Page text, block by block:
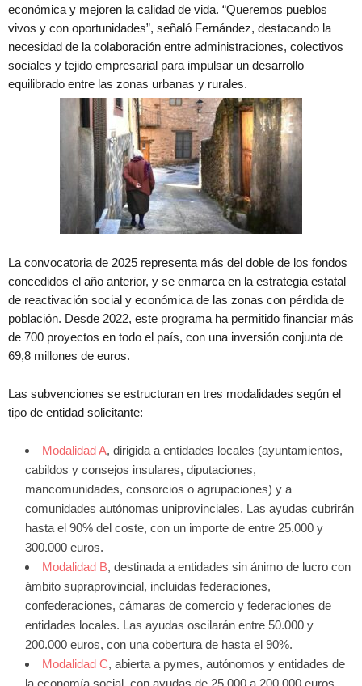
económica y mejoren la calidad de vida. “Queremos pueblos
vivos y con oportunidades”, señaló Fernández, destacando la
necesidad de la colaboración entre administraciones, colectivos
sociales y tejido empresarial para impulsar un desarrollo
equilibrado entre las zonas urbanas y rurales.
La convocatoria de 2025 representa más del doble de los fondos
concedidos el año anterior, y se enmarca en la estrategia estatal
de reactivación social y económica de las zonas con pérdida de
población. Desde 2022, este programa ha permitido financiar más
de 700 proyectos en todo el país, con una inversión conjunta de
69,8 millones de euros.
Las subvenciones se estructuran en tres modalidades según el
tipo de entidad solicitante:
Modalidad A, dirigida a entidades locales (ayuntamientos,
cabildos y consejos insulares, diputaciones,
mancomunidades, consorcios o agrupaciones) y a
comunidades autónomas uniprovinciales. Las ayudas cubrirán
hasta el 90% del coste, con un importe de entre 25.000 y
300.000 euros.
Modalidad B, destinada a entidades sin ánimo de lucro con
ámbito supraprovincial, incluidas federaciones,
confederaciones, cámaras de comercio y federaciones de
entidades locales. Las ayudas oscilarán entre 50.000 y
200.000 euros, con una cobertura de hasta el 90%.
Modalidad C, abierta a pymes, autónomos y entidades de
la economía social, con ayudas de 25.000 a 200.000 euros,